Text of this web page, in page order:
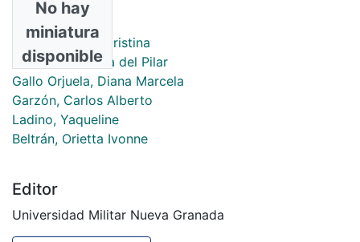
No hay
miniatura
disponible
Autores
Salgado, Perla Cristina
Ramírez, Adriana del Pilar
Gallo Orjuela, Diana Marcela
Garzón, Carlos Alberto
Ladino, Yaqueline
Beltrán, Orietta Ivonne
Editor
Universidad Militar Nueva Granada